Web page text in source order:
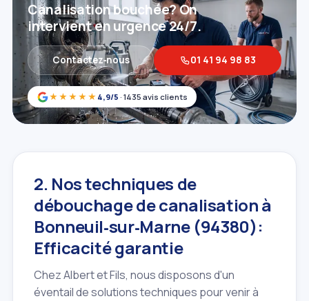
★★★★★ 4,9/5 · 1435 avis clients
Canalisation bouchée? On
intervient en urgence 24/7.
Contactez‑nous 01 41 94 98 83
2. Nos techniques de
débouchage de canalisation à
Bonneuil‑sur‑Marne (94380):
Efficacité garantie
Chez Albert et Fils, nous disposons d'un
éventail de solutions techniques pour venir à